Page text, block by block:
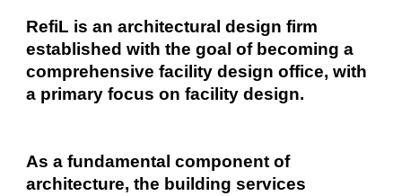
RefiL is an architectural design firm
established with the goal of becoming a
comprehensive facility design office, with
a primary focus on facility design.
As a fundamental component of
architecture, the building services